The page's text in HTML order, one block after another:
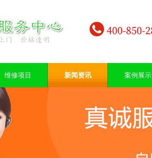
维修项目 新闻资讯 案例展示